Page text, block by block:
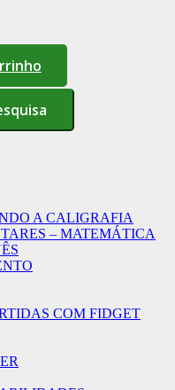
A CALIGRAFIA
– MATEMÁTICA
COM FIDGET